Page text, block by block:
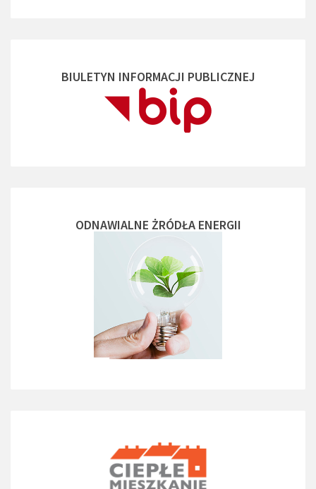
BIULETYN INFORMACJI PUBLICZNEJ
ODNAWIALNE ŻRÓDŁA ENERGII